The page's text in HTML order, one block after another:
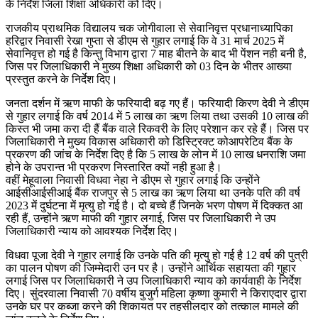
के निर्देश जिला शिक्षा अधिकारी को दिए।
राजकीय प्राथमिक विद्यालय चक जोगीवाला से सेवानिवृत्त प्रधानाध्यापिका
हरिद्वार निवासी रेखा गुप्ता से डीएम से गुहार लगाई कि वे 31 मार्च 2025 में
सेवानिवृत्त हो गई है किन्तु विभाग द्वारा 7 माह बीतने के बाद भी पेंशन नही बनी है,
जिस पर जिलाधिकारी ने मुख्य शिक्षा अधिकारी को 03 दिन के भीतर आख्या
प्रस्तुत करने के निर्देश दिए।
जनता दर्शन में ऋण माफी के फरियादी बढ़ गए हैं। फरियादी किरण देवी ने डीएम
से गुहार लगाई कि वर्ष 2014 में 5 लाख का ऋण लिया तथा उसकी 10 लाख की
किस्त भी जमा करा दी हैं बैंक वाले रिकवरी के लिए परेशान कर रहे हैं। जिस पर
जिलाधिकारी ने मुख्य विकास अधिकारी को डिस्ट्रिक्ट कोआपरेटिव बैंक के
प्रकरण की जांच के निर्देश दिए है कि 5 लाख के लोन में 10 लाख धनराशि जमा
होने के उपरान्त भी प्रकरण निस्तारित क्यों नही हुआ है।
वहीं मेहूवाला निवासी विधवा नेहा ने डीएम से गुहार लगाई कि उन्होंने
आईसीआईसीआई बैंक राजपुर से 5 लाख का ऋण लिया था उनके पति की वर्ष
2023 में दुर्घटना में मृत्यु हो गई है। दो बच्चे हैं जिनके भरण पोषण में दिक्कत आ
रही हैं, उन्होंने ऋण माफी की गुहार लगाई, जिस पर जिलाधिकारी ने उप
जिलाधिकारी न्याय को आवश्यक निर्देश दिए।
विधवा पूजा देवी ने गुहार लगाई कि उनके पति की मृत्यु हो गई है 12 वर्ष की पुत्री
का पालन पोषण की जिम्मेदारी उन पर है। उन्होंने आर्थिक सहायता की गुहार
लगाई जिस पर जिलाधिकारी ने उप जिलाधिकारी न्याय को कार्यवाही के निर्देश
दिए। सुंदरवाला निवासी 70 वर्षीय बुजुर्ग महिला कृष्णा कुमारी ने किराएदार द्वारा
उनके घर पर कब्जा करने की शिकायत पर तहसीलदार को तत्काल मामले की